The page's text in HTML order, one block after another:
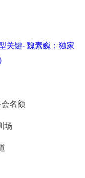
关键- 魏素巍：独家
名额
场